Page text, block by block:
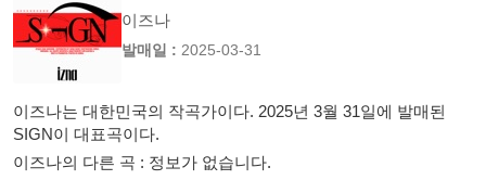
이즈나
발매일 : 2025-03-31
이즈나는 대한민국의 작곡가이다. 2025년 3월 31일에 발매된
SIGN이 대표곡이다.
이즈나의 다른 곡 : 정보가 없습니다.